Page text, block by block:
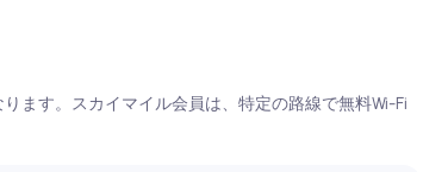
ます。スカイマイル会員は、特定の路線で無料Wi-Fi